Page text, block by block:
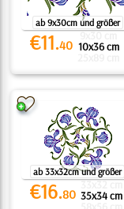
ab 9x30cm und größer
€11.40
9x30 cm
10x36 cm
ab 33x32cm und größer
€16.80
33x32 cm
35x34 cm